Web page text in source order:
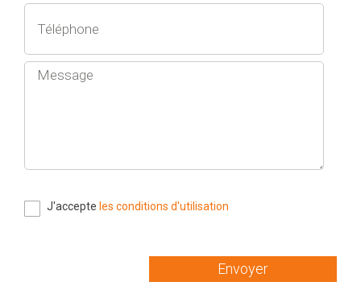
J'accepte les conditions d'utilisation
Envoyer